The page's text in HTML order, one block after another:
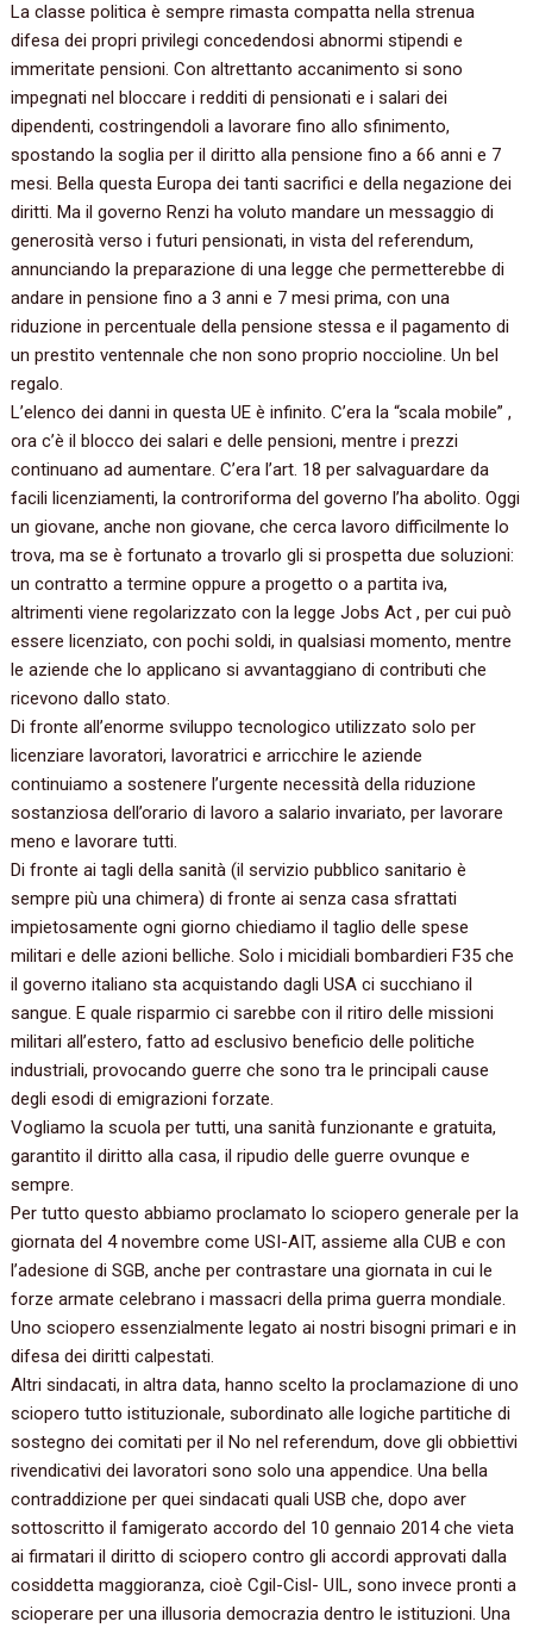
La classe politica è sempre rimasta compatta nella strenua
difesa dei propri privilegi concedendosi abnormi stipendi e
immeritate pensioni. Con altrettanto accanimento si sono
impegnati nel bloccare i redditi di pensionati e i salari dei
dipendenti, costringendoli a lavorare fino allo sfinimento,
spostando la soglia per il diritto alla pensione fino a 66 anni e 7
mesi. Bella questa Europa dei tanti sacrifici e della negazione dei
diritti. Ma il governo Renzi ha voluto mandare un messaggio di
generosità verso i futuri pensionati, in vista del referendum,
annunciando la preparazione di una legge che permetterebbe di
andare in pensione fino a 3 anni e 7 mesi prima, con una
riduzione in percentuale della pensione stessa e il pagamento di
un prestito ventennale che non sono proprio noccioline. Un bel
regalo.
L’elenco dei danni in questa UE è infinito. C’era la “scala mobile” ,
ora c’è il blocco dei salari e delle pensioni, mentre i prezzi
continuano ad aumentare. C’era l’art. 18 per salvaguardare da
facili licenziamenti, la controriforma del governo l’ha abolito. Oggi
un giovane, anche non giovane, che cerca lavoro difficilmente lo
trova, ma se è fortunato a trovarlo gli si prospetta due soluzioni:
un contratto a termine oppure a progetto o a partita iva,
altrimenti viene regolarizzato con la legge Jobs Act , per cui può
essere licenziato, con pochi soldi, in qualsiasi momento, mentre
le aziende che lo applicano si avvantaggiano di contributi che
ricevono dallo stato.
Di fronte all’enorme sviluppo tecnologico utilizzato solo per
licenziare lavoratori, lavoratrici e arricchire le aziende
continuiamo a sostenere l’urgente necessità della riduzione
sostanziosa dell’orario di lavoro a salario invariato, per lavorare
meno e lavorare tutti.
Di fronte ai tagli della sanità (il servizio pubblico sanitario è
sempre più una chimera) di fronte ai senza casa sfrattati
impietosamente ogni giorno chiediamo il taglio delle spese
militari e delle azioni belliche. Solo i micidiali bombardieri F35 che
il governo italiano sta acquistando dagli USA ci succhiano il
sangue. E quale risparmio ci sarebbe con il ritiro delle missioni
militari all’estero, fatto ad esclusivo beneficio delle politiche
industriali, provocando guerre che sono tra le principali cause
degli esodi di emigrazioni forzate.
Vogliamo la scuola per tutti, una sanità funzionante e gratuita,
garantito il diritto alla casa, il ripudio delle guerre ovunque e
sempre.
Per tutto questo abbiamo proclamato lo sciopero generale per la
giornata del 4 novembre come USI-AIT, assieme alla CUB e con
l’adesione di SGB, anche per contrastare una giornata in cui le
forze armate celebrano i massacri della prima guerra mondiale.
Uno sciopero essenzialmente legato ai nostri bisogni primari e in
difesa dei diritti calpestati.
Altri sindacati, in altra data, hanno scelto la proclamazione di uno
sciopero tutto istituzionale, subordinato alle logiche partitiche di
sostegno dei comitati per il No nel referendum, dove gli obbiettivi
rivendicativi dei lavoratori sono solo una appendice. Una bella
contraddizione per quei sindacati quali USB che, dopo aver
sottoscritto il famigerato accordo del 10 gennaio 2014 che vieta
ai firmatari il diritto di sciopero contro gli accordi approvati dalla
cosiddetta maggioranza, cioè Cgil-Cisl- UIL, sono invece pronti a
scioperare per una illusoria democrazia dentro le istituzioni. Una